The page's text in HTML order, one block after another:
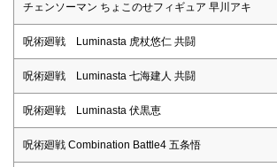
チェンソーマン ちょこのせフィギュア 早川アキ
呪術廻戦 Luminasta 虎杖悠仁 共闘
呪術廻戦 Luminasta 七海建人 共闘
呪術廻戦 Luminasta 伏黒恵
呪術廻戦 Combination Battle4 五条悟